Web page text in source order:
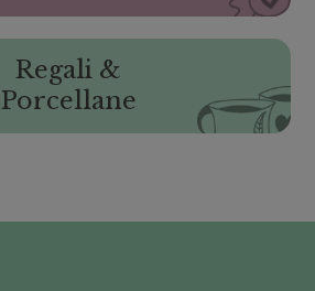
Regali &
Porcellane